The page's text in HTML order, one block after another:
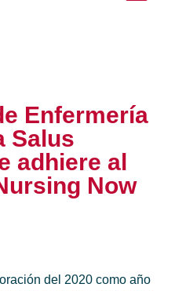
Enfermería
Salus
adhiere al
Now
del 2020 como año